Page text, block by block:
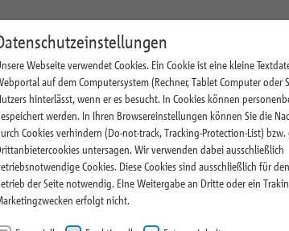
Anleger
Immobilienmanagement
Ankaufsprofil
Unser Investmentprozess
Highlight Immobilien
Kommentare
Research News
Realometer
Research Zahl des Monats
Thoughts
Messen und
Webseite verwendet Cookies. Ein Cookie ist eine kleine
auf dem Computersystem (Rechner, Tablet Computer oder
hinterlässt, wenn er es besucht. In Cookies können
werden. In Ihren Browsereinstellungen können Sie die
Cookies verhindern (Do-not-track, Tracking-Protection-List) bzw.
untersagen. Wir verwenden dabei ausschließlich
Cookies. Diese Cookies sind ausschließlich für
der Seite notwendig. EIne Weitergabe an Dritte oder ein
erfolgt nicht.